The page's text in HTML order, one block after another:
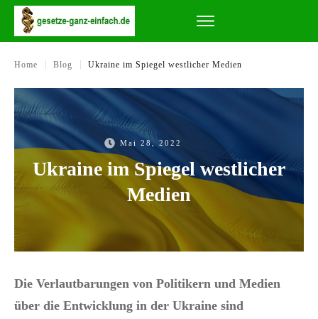
Home Blog Ukraine im Spiegel westlicher Medien
Mai 28, 2022
Ukraine im Spiegel westlicher
Medien
Die Verlautbarungen von Politikern und Medien
über die Entwicklung in der Ukraine sind